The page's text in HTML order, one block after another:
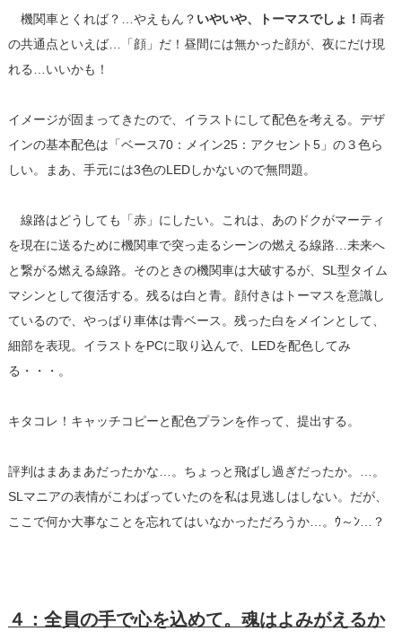
機関車とくれば？…やえもん？ いやいや、トーマスでしょ！ 両者
の共通点といえば…「顔」だ！昼間には無かった顔が、夜にだけ現
れる…いいかも！
イメージが固まってきたので、イラストにして配色を考える。デザ
インの基本配色は「ベース70：メイン25：アクセント5」の３色ら
しい。まあ、手元には3色のLEDしかないので無問題。
線路はどうしても「赤」にしたい。これは、あのドクがマーティ
を現在に送るために機関車で突っ走るシーンの燃える線路…未来へ
と繋がる燃える線路。そのときの機関車は大破するが、SL型タイム
マシンとして復活する。残るは白と青。顔付きはトーマスを意識し
ているので、やっぱり車体は青ベース。残った白をメインとして、
細部を表現。イラストをPCに取り込んで、LEDを配色してみ
る・・・。
キタコレ！キャッチコピーと配色プランを作って、提出する。
評判はまあまあだったかな…。ちょっと飛ばし過ぎだったか。…。
SLマニアの表情がこわばっていたのを私は見逃しはしない。だが、
ここで何か大事なことを忘れてはいなかっただろうか…。ｳ～ﾝ…？
４：全員の手で心を込めて。魂はよみがえるか